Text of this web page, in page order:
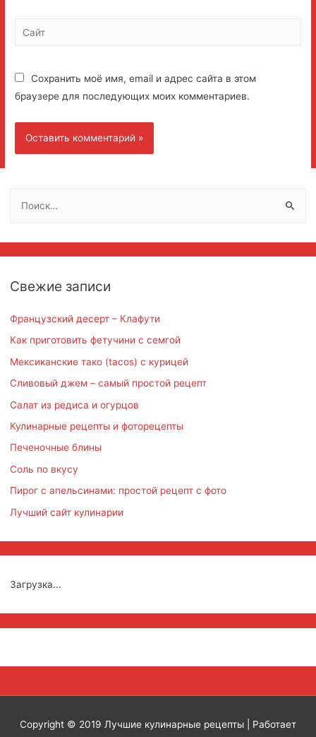
Сайт
Сохранить моё имя, email и адрес сайта в этом
браузере для последующих моих комментариев.
:Свежие записи
Французский десерт – Клафути
Как приготовить фетучини с семгой
Мексиканские тако (tacos) с курицей
Сливовый джем – самый простой рецепт
Салат из редиса и огурцов
Кулинарные рецепты и фоторецепты
Печеночные блины
Соль по вкусу
Пирог с апельсинами: простой рецепт с фото
Лучший сайт кулинарии
Загрузка...
Copyright © 2019 Лучшие кулинарные рецепты | Работает